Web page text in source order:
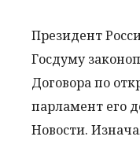
Президент
Госдуму
Договора по
парламент его
Новости.